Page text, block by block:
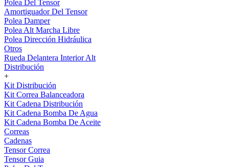
Polea Del Tensor
Amortiguador Del Tensor
Polea Damper
Polea Alt Marcha Libre
Polea Dirección Hidráulica
Otros
Rueda Delantera Interior Alt
Distribución
+
Kit Distribución
Kit Correa Balanceadora
Kit Cadena Distribución
Kit Cadena Bomba De Agua
Kit Cadena Bomba De Aceite
Correas
Cadenas
Tensor Correa
Tensor Guia